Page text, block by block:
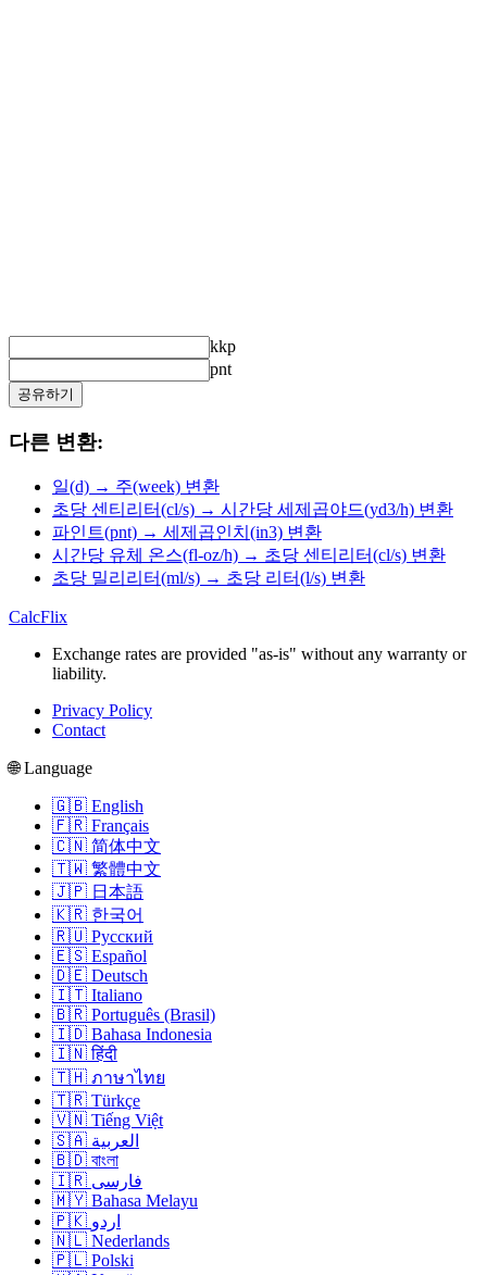
kkp
pnt
공유하기
다른 변환:
일(d) → 주(week) 변환
초당 센티리터(cl/s) → 시간당 세제곱야드(yd3/h) 변환
파인트(pnt) → 세제곱인치(in3) 변환
시간당 유체 온스(fl-oz/h) → 초당 센티리터(cl/s) 변환
초당 밀리리터(ml/s) → 초당 리터(l/s) 변환
CalcFlix
Exchange rates are provided "as-is" without any warranty or
liability.
Privacy Policy
Contact
🌐 Language
🇬🇧 English
🇫🇷 Français
🇨🇳 简体中文
🇹🇼 繁體中文
🇯🇵 日本語
🇰🇷 한국어
🇷🇺 Русский
🇪🇸 Español
🇩🇪 Deutsch
🇮🇹 Italiano
🇧🇷 Português (Brasil)
🇮🇩 Bahasa Indonesia
🇮🇳 हिंदी
🇹🇭 ภาษาไทย
🇹🇷 Türkçe
🇻🇳 Tiếng Việt
🇸🇦 العربية
🇧🇩 বাংলা
🇮🇷 فارسی
🇲🇾 Bahasa Melayu
🇵🇰 اردو
🇳🇱 Nederlands
🇵🇱 Polski